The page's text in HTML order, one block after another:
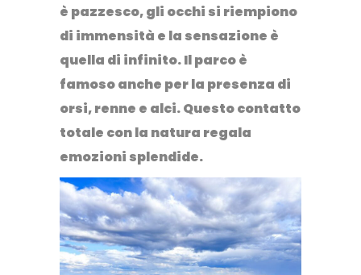
è pazzesco, gli occhi si riempiono
di immensità e la sensazione è
quella di infinito. Il parco è
famoso anche per la presenza di
orsi, renne e alci. Questo contatto
totale con la natura regala
emozioni splendide.